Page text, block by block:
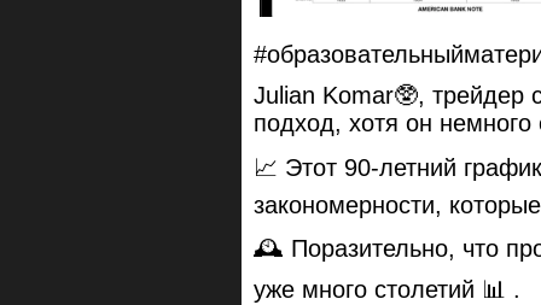
Julian Komar🥸, трейдер
подход, хотя он немного
📈 Этот 90-летний
закономерности,
🕰 Поразительно, что
уже много столетий 📊 .